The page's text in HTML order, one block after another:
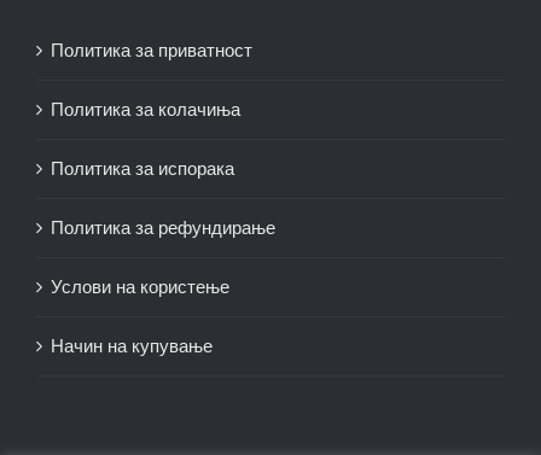
Политика за приватност
Политика за колачиња
Политика за испорака
Политика за рефундирање
Услови на користење
Начин на купување